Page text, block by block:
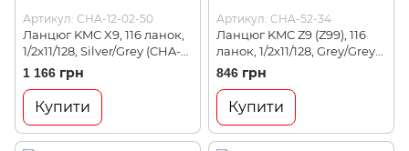
Артикул: CHA-12-02-50
Ланцюг KMC X9, 116 ланок,
1/2x11/128, Silver/Grey (CHA-
12-02-50)
1 166 грн
Купити
Артикул: CHA-52-34
Ланцюг KMC Z9 (Z99), 116
ланок, 1/2x11/128, Grey/Grey
(CHA-52-34)
846 грн
Купити